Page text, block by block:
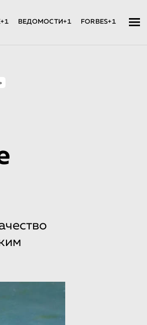
ВЕДОМОСТИ+1 FORBES+1